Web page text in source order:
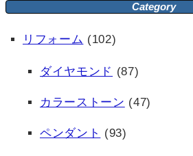
Category
リフォーム (102)
ダイヤモンド (87)
カラーストーン (47)
ペンダント (93)